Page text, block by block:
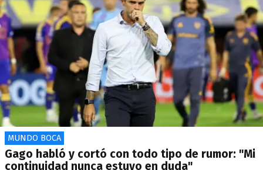
MUNDO BOCA
Gago habló y cortó con todo tipo de rumor: "Mi
continuidad nunca estuvo en duda"